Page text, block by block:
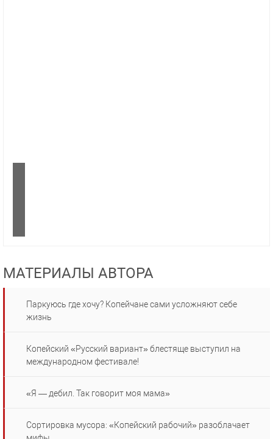
МАТЕРИАЛЫ АВТОРА
Паркуюсь где хочу? Копейчане сами усложняют себе
жизнь
Копейский «Русский вариант» блестяще выступил на
международном фестивале!
«Я — дебил. Так говорит моя мама»
Сортировка мусора: «Копейский рабочий» разоблачает